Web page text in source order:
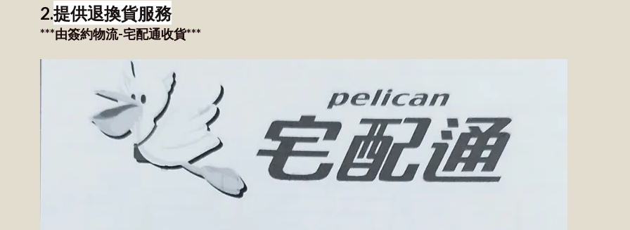
2.提供退換貨服務
***由簽約物流-宅配通收貨***